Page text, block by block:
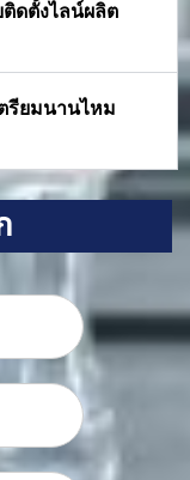
ดตั้งไลน์ผลิต
รียมนานไหม